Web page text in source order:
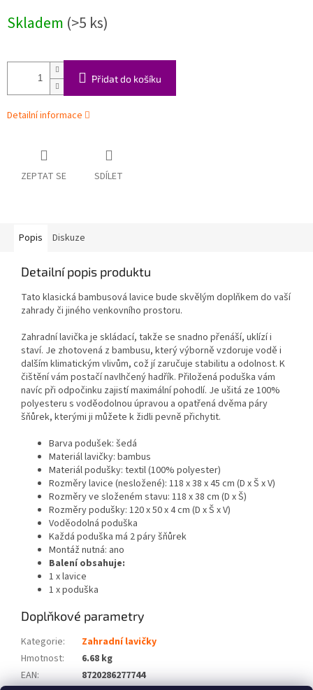
cena:
Skladem (>5 ks)
Přidat do košíku
Detailní informace
ZEPTAT SE SDÍLET
Popis Diskuze
Detailní popis produktu
Tato klasická bambusová lavice bude skvělým doplňkem do vaší
zahrady či jiného venkovního prostoru.
Zahradní lavička je skládací, takže se snadno přenáší, uklízí i
staví. Je zhotovená z bambusu, který výborně vzdoruje vodě i
dalším klimatickým vlivům, což jí zaručuje stabilitu a odolnost. K
čištění vám postačí navlhčený hadřík. Přiložená poduška vám
navíc při odpočinku zajistí maximální pohodlí. Je ušitá ze 100%
polyesteru s voděodolnou úpravou a opatřená dvěma páry
šňůrek, kterými ji můžete k židli pevně přichytit.
Barva podušek: šedá
Materiál lavičky: bambus
Materiál podušky: textil (100% polyester)
Rozměry lavice (nesložené): 118 x 38 x 45 cm (D x Š x V)
Rozměry ve složeném stavu: 118 x 38 cm (D x Š)
Rozměry podušky: 120 x 50 x 4 cm (D x Š x V)
Voděodolná poduška
Každá poduška má 2 páry šňůrek
Montáž nutná: ano
Balení obsahuje:
1 x lavice
1 x poduška
Doplňkové parametry
Kategorie:
Zahradní lavičky
Hmotnost:
6.68 kg
EAN:
8720286277744